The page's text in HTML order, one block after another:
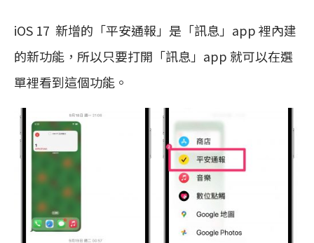
iOS 17 新增的「平安通報」是「訊息」app 裡內建
的新功能，所以只要打開「訊息」app 就可以在選
單裡看到這個功能。